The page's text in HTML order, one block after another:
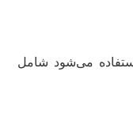
می‌شود شامل